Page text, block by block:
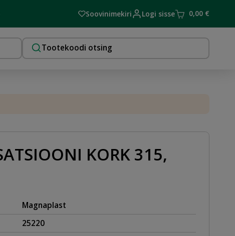
Soovinimekiri Logi sisse 0,00 €
KORK 315,
Magnaplast
25220